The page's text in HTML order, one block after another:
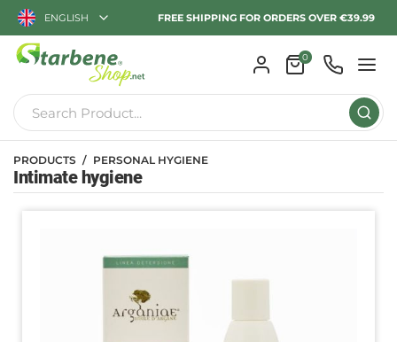
ENGLISH FREE SHIPPING FOR ORDERS OVER €39.99
0
PRODUCTS PERSONAL HYGIENE
Intimate hygiene